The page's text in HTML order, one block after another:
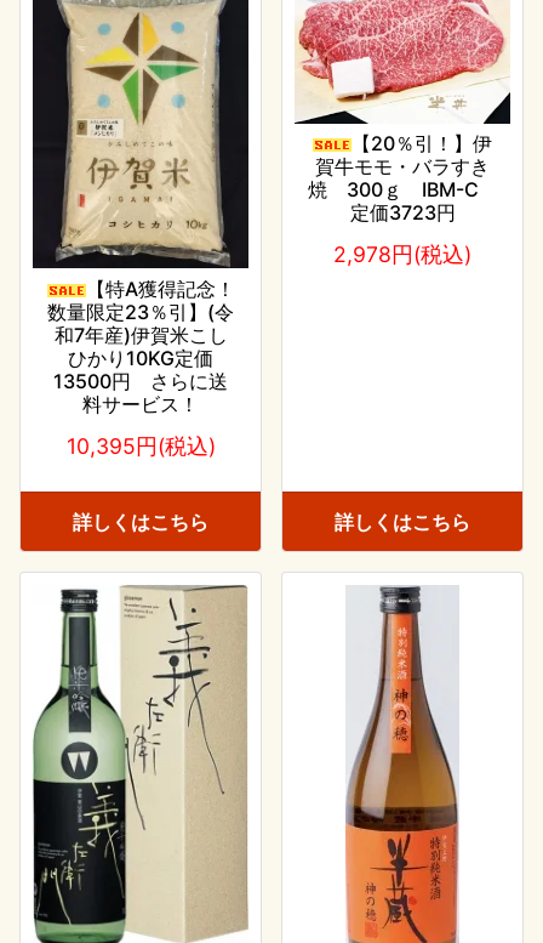
【特A獲得記念！
数量限定23％引】(令
和7年産)伊賀米こし
ひかり10KG定価
13500円 さらに送
料サービス！
10,395円(税込)
詳しくはこちら
【20％引！】伊
賀牛モモ・バラすき
焼 300ｇ IBM-C
定価3723円
2,978円(税込)
詳しくはこちら